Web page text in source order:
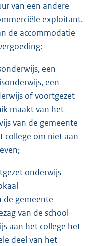
van een andere
exploitant.
de accommodatie
een
een
of voortgezet
maakt van het
van de gemeente
om niet aan
onderwijs
de gemeente
van de school
aan het college het
deel van het